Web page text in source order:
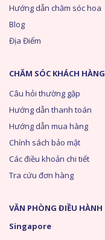
Hướng dẫn chăm sóc hoa
Blog
Địa Điểm
CHĂM SÓC KHÁCH HÀNG
Câu hỏi thường gặp
Hướng dẫn thanh toán
Hướng dẫn mua hàng
Chính sách bảo mật
Các điều khoản chi tiết
Tra cứu đơn hàng
VĂN PHÒNG ĐIỀU HÀNH
Singapore